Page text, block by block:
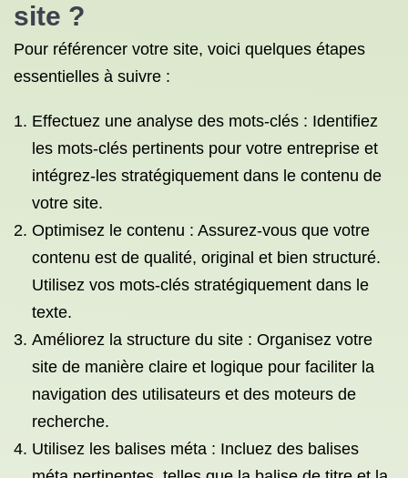
site ?
Pour référencer votre site, voici quelques étapes
essentielles à suivre :
Effectuez une analyse des mots-clés : Identifiez
les mots-clés pertinents pour votre entreprise et
intégrez-les stratégiquement dans le contenu de
votre site.
Optimisez le contenu : Assurez-vous que votre
contenu est de qualité, original et bien structuré.
Utilisez vos mots-clés stratégiquement dans le
texte.
Améliorez la structure du site : Organisez votre
site de manière claire et logique pour faciliter la
navigation des utilisateurs et des moteurs de
recherche.
Utilisez les balises méta : Incluez des balises